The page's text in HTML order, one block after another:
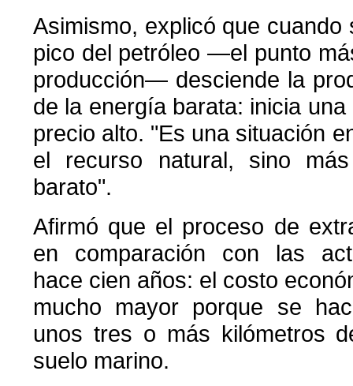
Asimismo, explicó que
pico del petróleo —el punto
producción— desciende la
de la energía barata: inicia
precio alto. "Es una situación
el recurso natural, sino
barato".
Afirmó que el proceso de
en comparación con las
hace cien años: el costo
mucho mayor porque se
unos tres o más kilómetros
suelo marino.